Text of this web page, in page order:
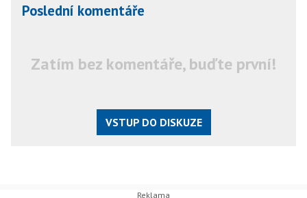
Poslední komentáře
Zatím bez komentáře, buďte první!
VSTUP DO DISKUZE